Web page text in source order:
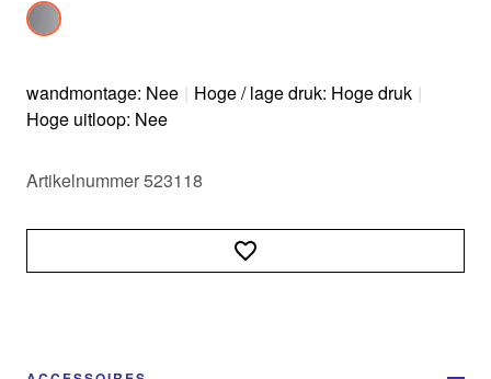
wandmontage: Nee | Hoge / lage druk: Hoge druk |
Hoge uitloop: Nee
Artikelnummer 523118